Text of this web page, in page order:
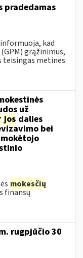
pradedamas
kad
grąžinimus,
teisingas metines
už
jos dalies
bei
mokėtojo
mokesčių
finansų
rugpjūčio 30